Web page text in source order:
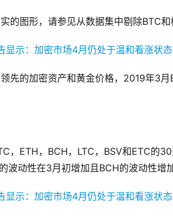
的图形，请参见从数据集中剔除BTC
先的加密资产和黄金价格，2019年3
，ETH，BCH，LTC，BSV和ETC的
波动性在3月初增加且BCH的波动性增